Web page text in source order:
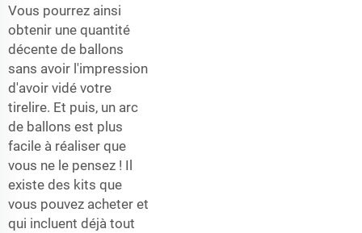
Vous pourrez ainsi
obtenir une quantité
décente de ballons
sans avoir l'impression
d'avoir vidé votre
tirelire. Et puis, un arc
de ballons est plus
facile à réaliser que
vous ne le pensez ! Il
existe des kits que
vous pouvez acheter et
qui incluent déjà tout